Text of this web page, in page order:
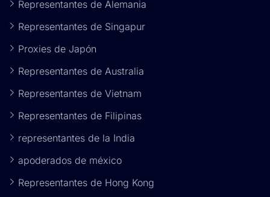
Representantes de Alemania
Representantes de Singapur
Proxies de Japón
Representantes de Australia
Representantes de Vietnam
Representantes de Filipinas
representantes de la India
apoderados de méxico
Representantes de Hong Kong